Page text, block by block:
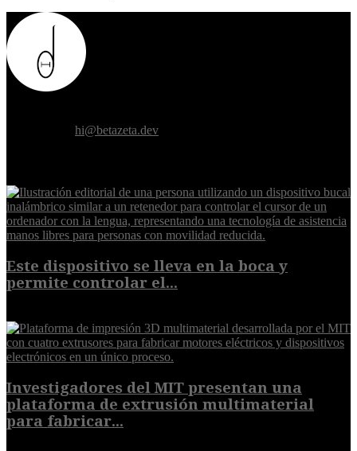
hi@betazeta.dev
Este dispositivo se lleva en la boca y
permite controlar el...
Investigadores del MIT presentan una
plataforma de extrusión multimaterial
para fabricar...